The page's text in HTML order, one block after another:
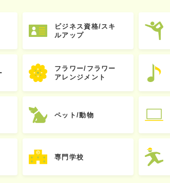
ビジネス資格/スキ
ルアップ
フラワー/フラワー
アレンジメント
ペット/動物
専門学校